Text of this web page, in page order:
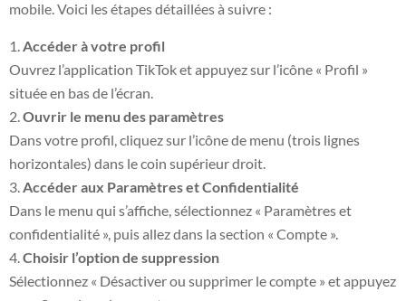
mobile. Voici les étapes détaillées à suivre :
Accéder à votre profil
Ouvrez l’application TikTok et appuyez sur l’icône « Profil »
située en bas de l’écran.
Ouvrir le menu des paramètres
Dans votre profil, cliquez sur l’icône de menu (trois lignes
horizontales) dans le coin supérieur droit.
Accéder aux Paramètres et Confidentialité
Dans le menu qui s’affiche, sélectionnez « Paramètres et
confidentialité », puis allez dans la section « Compte ».
Choisir l’option de suppression
Sélectionnez « Désactiver ou supprimer le compte » et appuyez